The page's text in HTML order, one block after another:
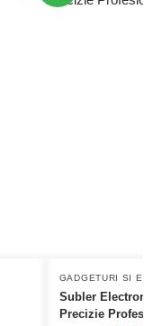
GADGETURI SI
Subler
Precizie